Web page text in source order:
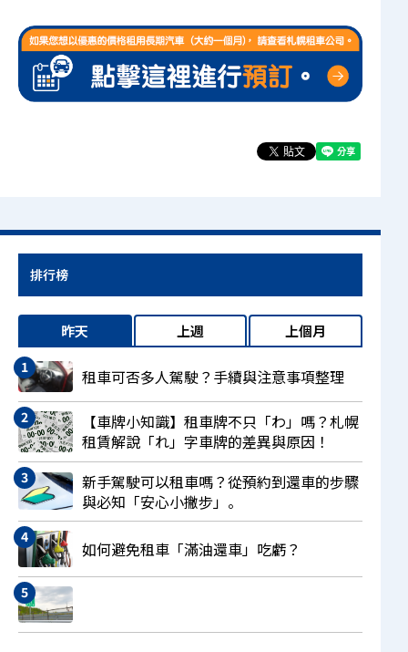
排行榜
昨天 上週 上個月
租車可否多人駕駛？手續與注意事項整理
【車牌小知識】租車牌不只「わ」嗎？札幌
租賃解說「れ」字車牌的差異與原因！
新手駕駛可以租車嗎？從預約到還車的步驟
與必知「安心小撇步」。
如何避免租車「滿油還車」吃虧？